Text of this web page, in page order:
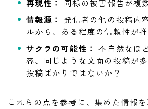
再現性：
同様の被害報告が複
情報源：
発信者の他の投稿内
ルから、ある程度の信頼性が
サクラの可能性： 不自然なほ
容、同じような文面の投稿が
投稿ばかりではないか？
これらの点を参考に、集めた情報